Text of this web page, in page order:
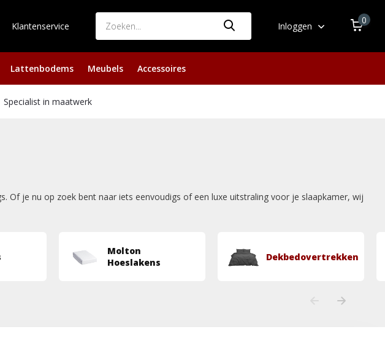
Klantenservice Inloggen
0
Lattenbodems Meubels Accessoires
Specialist in maatwerk
Of je nu op zoek bent naar iets eenvoudigs of een luxe uitstraling voor je slaapkamer, wij
Molton
Hoeslakens
Dekbedovertrekken